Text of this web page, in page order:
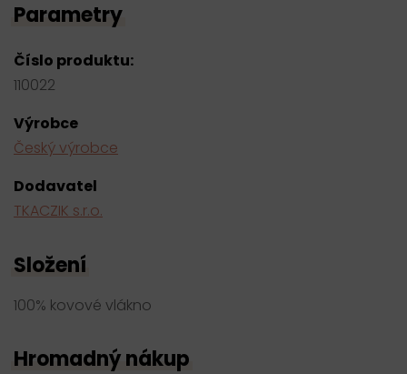
Parametry
Číslo produktu:
110022
Výrobce
Český výrobce
Dodavatel
TKACZIK s.r.o.
Složení
100% kovové vlákno
Hromadný nákup